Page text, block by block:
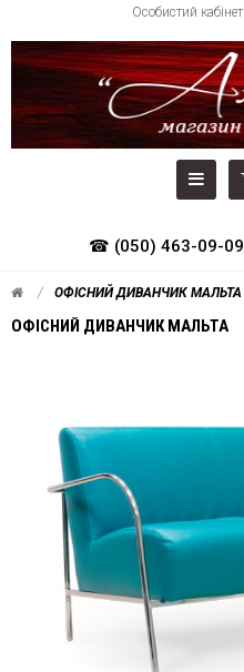
Особистий кабінет
☎ (050) 463-09-09
ОФІСНИЙ ДИВАНЧИК МАЛЬТА
ОФІСНИЙ ДИВАНЧИК МАЛЬТА